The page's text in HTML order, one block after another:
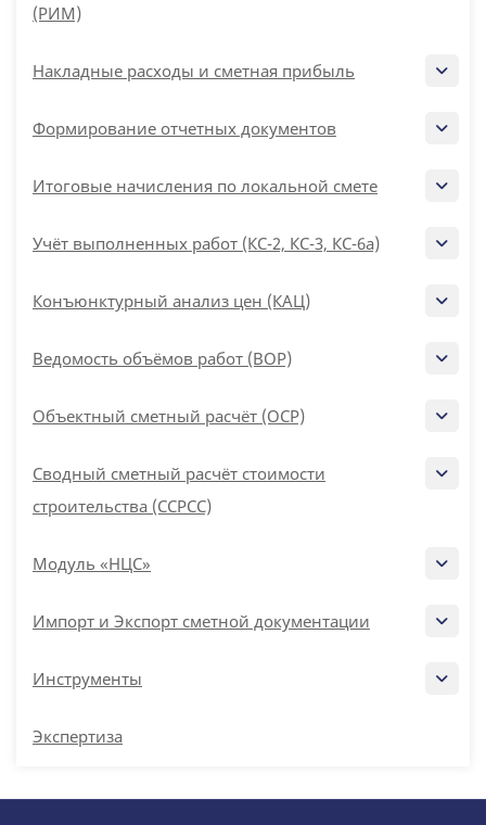
(РИМ)
Накладные расходы и сметная прибыль
Формирование отчетных документов
Итоговые начисления по локальной смете
Учёт выполненных работ (КС-2, КС-3, КС-6а)
Конъюнктурный анализ цен (КАЦ)
Ведомость объёмов работ (ВОР)
Объектный сметный расчёт (ОСР)
Сводный сметный расчёт стоимости
строительства (ССРСС)
Модуль «НЦС»
Импорт и Экспорт сметной документации
Инструменты
Экспертиза